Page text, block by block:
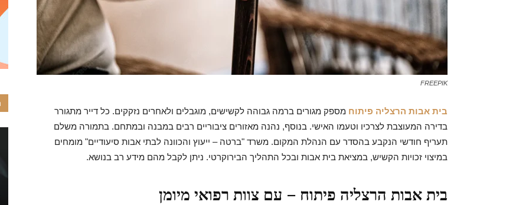
הדילים
FREEPIK
בית אבות הרצליה פיתוח מספק מגורים ברמה גבוהה לקשישים, מוגבלים ולאחרים נזקקים. כל דייר מתגורר
בדירה המעוצבת לצרכיו וטעמו האישי. בנוסף, נהנה מאזורים ציבוריים רבים במבנה ובמתחם. בתמורה משלם
תעריף חודשי הנקבע בהסדר עם הנהלת המקום. משרד "ברטה – ייעוץ והכוונה לבתי אבות סיעודיים" מומחים
במיצוי זכויות הקשיש, במציאת בית אבות ובכל התהליך הבירוקרטי. ניתן לקבל מהם מידע רב בנושא.
בית אבות הרצליה פיתוח – עם צוות רפואי מיומן